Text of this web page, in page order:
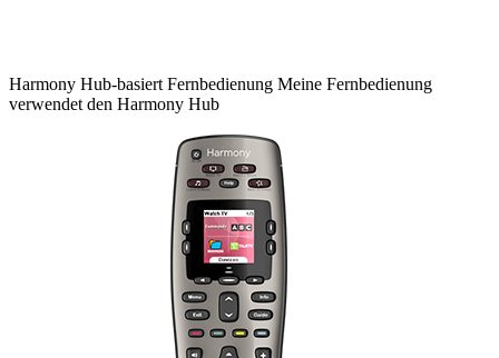
Harmony Hub-basiert Fernbedienung Meine Fernbedienung
verwendet den Harmony Hub